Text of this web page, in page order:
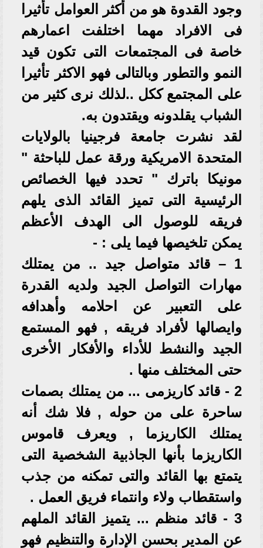
وجود القدوة هو من أكثر العوامل تأثيرا
فى الافراد مهما اختلفت اعمارهم
خاصة فى المجتمعات التى تكون قيد
النمو والتطور وبالتالى فهو الاكثر تأثيرا
على المجتمع ككل ..لذلك نرى كثير من
الشباب يقلدونه ويقتدون به.
لقد نشرت جامعة فرجينيا بالولايات
المتحدة الامريكية ورقة عمل للباحثة "
مونيكا باترك " تحدد فيها الخصائص
الرئيسية التى تميز القائد الذى يلهم
فريقه للوصول الى الهدف الأعظم
يمكن تلخيصها فيما يلى : -
1 – قائد متواصل جيد .. من يمتلك
مهارات التواصل الجيد ولديه القدرة
على التعبير عن احلامه وأهدافه
وايصالها لأفراد فريقه , فهو المستمع
الجيد والنشط للأداء والأفكار الأخرى
حتى المختلف منها .
2 - قائد كاريزمى ... من يمتلك بصمات
ساحرة على من حوله , فلا شك أنه
يمتلك الكاريزما , ويعرف قاموس
الكاريزما بأنها الجاذبية الشخصية التى
يتمتع بها القائد والتى تمكنه من جذب
واستقطاب ولاء وانتماء فريق العمل .
3 - قائد منظم ... يتميز القائد الملهم
عن المدير بحسن الإدارة والتنظيم فهو